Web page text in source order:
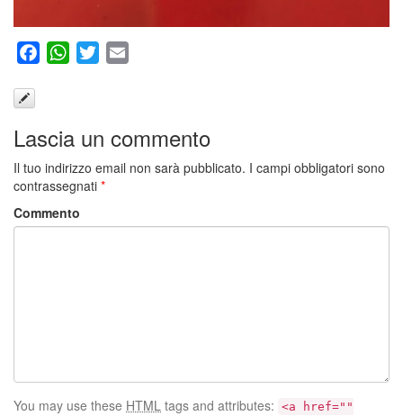
FacebookWhatsApp
Twitter
Lascia un commento
Il tuo indirizzo email non sarà pubblicato. I campi obbligatori sono
contrassegnati *
Commento
You may use these HTML tags and attributes: <a href=""